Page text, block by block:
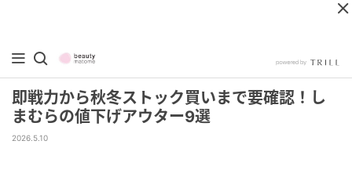
即戦力から秋冬ストック買いまで要確認！し
まむらの値下げアウター9選
2026.5.10